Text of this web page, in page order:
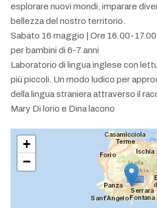
esplorare nuovi mondi, imparare
bellezza del nostro territorio.
Sabato 16 maggio | Ore 16.00-
per bambini di 6-7 anni
Laboratorio di lingua inglese con
più piccoli. Un modo ludico per
della lingua straniera attraverso il
Mary Di lorio e Dina lacono
+
−